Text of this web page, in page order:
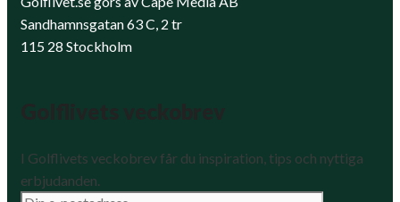
Sandhamnsgatan 63 C, 2 tr
115 28 Stockholm
I Golflivets veckobrev får du inspiration, tips och nyttiga
erbjudanden.